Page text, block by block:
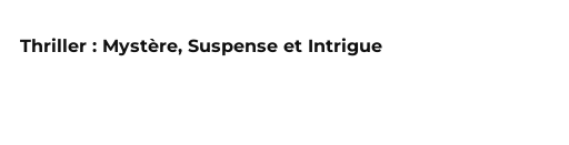
Thriller : Mystère, Suspense et Intrigue